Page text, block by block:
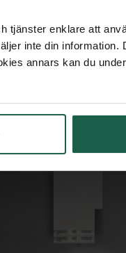
tjänster enklare att
inte din information.
annars kan du